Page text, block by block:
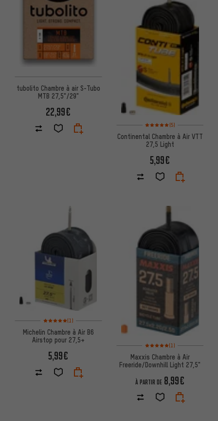
tubolito Chambre à air S-Tubo
MTB 27,5"/29"
22,99€
Note moyenne : 5 sur 5
(5)
Continental Chambre à Air VTT
27,5 Light
5,99€
Note moyenne : 5 sur 5 d'après 1 avis
(1)
Michelin Chambre à Air B6
Airstop pour 27,5+
5,99€
Note moyenne : 5 sur 5
(1)
Maxxis Chambre à Air
Freeride/Downhill Light 27,5"
À PARTIR DE 8,99€